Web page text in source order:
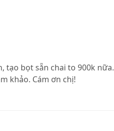
tạo bọt sẵn chai to 900k nữa.
khảo. Cám ơn chị!